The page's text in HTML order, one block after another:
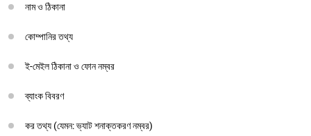
নাম ও ঠিকানা
কোম্পানির তথ্য
ই-মেইল ঠিকানা ও ফোন নম্বর
ব্যাংক বিবরণ
কর তথ্য (যেমন: ভ্যাট শনাক্তকরণ নম্বর)